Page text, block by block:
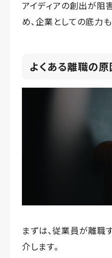
アイディアの創出が阻
め、企業としての底力
よくある離職の原
まずは、従業員が離職
介します。